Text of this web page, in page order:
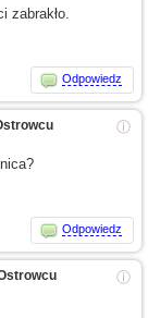
zabrakło.
Odpowiedz
ⓘ
Odpowiedz
ⓘ